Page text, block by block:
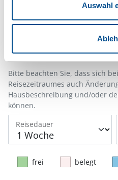
Auswahl
Anzahl Reisende
Anreisetag im
Reisedauer
Bitte beachten Sie, dass sich
Reisezeitraumes auch
Hausbeschreibung und/oder
können.
frei belegt